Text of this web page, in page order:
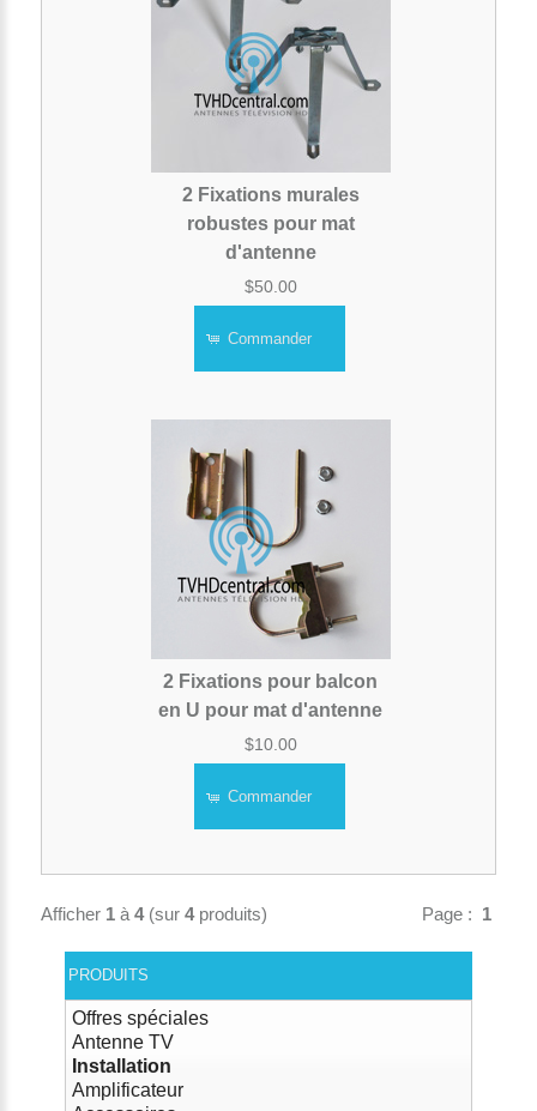
2 Fixations murales
robustes pour mat
d'antenne
$50.00
Commander
2 Fixations pour balcon
en U pour mat d'antenne
$10.00
Commander
Page : 1
Afficher 1à 4(sur 4produits)
PRODUITS
Offres spéciales
Antenne TV
Installation
Amplificateur